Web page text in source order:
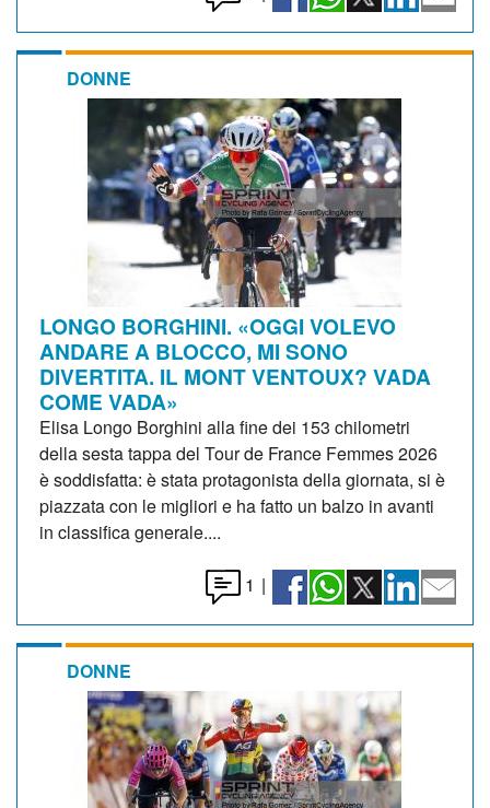
DONNE
LONGO BORGHINI. «OGGI VOLEVO
ANDARE A BLOCCO, MI SONO
DIVERTITA. IL MONT VENTOUX? VADA
COME VADA»
Elisa Longo Borghini alla fine dei 153 chilometri
della sesta tappa del Tour de France Femmes 2026
è soddisfatta: è stata protagonista della giornata, si è
piazzata con le migliori e ha fatto un balzo in avanti
in classifica generale....
1 |
DONNE